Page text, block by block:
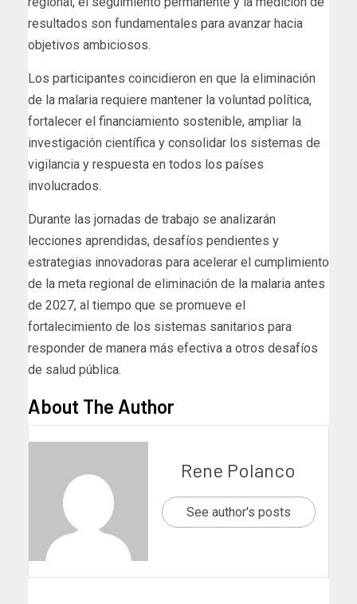
resultados son fundamentales para avanzar hacia
objetivos ambiciosos.
Los participantes coincidieron en que la eliminación
de la malaria requiere mantener la voluntad política,
fortalecer el financiamiento sostenible, ampliar la
investigación científica y consolidar los sistemas de
vigilancia y respuesta en todos los países
involucrados.
Durante las jornadas de trabajo se analizarán
lecciones aprendidas, desafíos pendientes y
estrategias innovadoras para acelerar el cumplimiento
de la meta regional de eliminación de la malaria antes
de 2027, al tiempo que se promueve el
fortalecimiento de los sistemas sanitarios para
responder de manera más efectiva a otros desafíos
de salud pública.
About The Author
Rene Polanco
See author's posts